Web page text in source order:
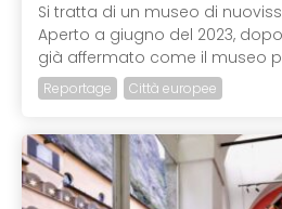
Si tratta di un museo di
Aperto a giugno del 2023,
già affermato come il museo
Reportage Città europee